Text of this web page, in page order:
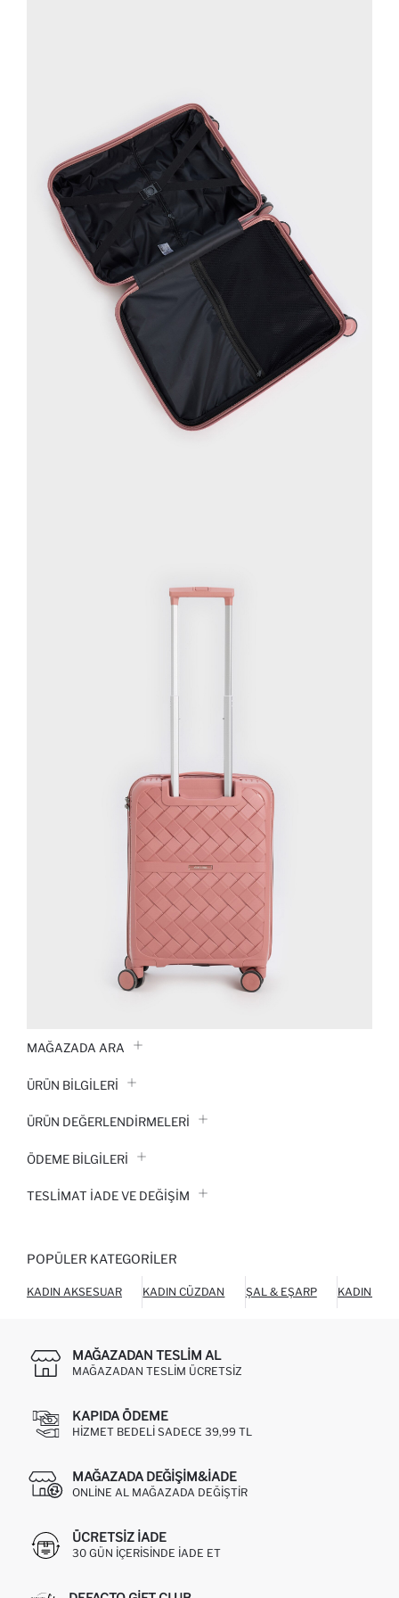
MAĞAZADA ARA
ÜRÜN BILGILERI
ÜRÜN DEĞERLENDİRMELERİ
ÖDEME BİLGİLERİ
TESLIMAT İADE VE DEĞIŞIM
POPÜLER KATEGORILER
KADIN AKSESUAR KADIN CÜZDAN ŞAL & EŞARP KADIN
MAĞAZADAN TESLIM AL
MAĞAZADAN TESLIM ÜCRETSIZ
KAPIDA ÖDEME
HIZMET BEDELI SADECE 39,99 TL
MAĞAZADA DEĞIŞIM&İADE
ONLINE AL MAĞAZADA DEĞIŞTIR
ÜCRETSIZ IADE
30 GÜN IÇERISINDE IADE ET